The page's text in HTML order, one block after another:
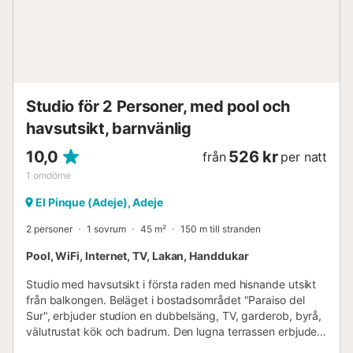
Studio för 2 Personer, med pool och
havsutsikt, barnvänlig
10,0
1 omdöme
från 526 kr per natt
El Pinque (Adeje), Adeje
2 personer 1 sovrum 45 m² 150 m till stranden
Pool, WiFi, Internet, TV, Lakan, Handdukar
Studio med havsutsikt i första raden med hisnande utsikt
från balkongen. Beläget i bostadsområdet "Paraiso del
Sur", erbjuder studion en dubbelsäng, TV, garderob, byrå,
välutrustat kök och badrum. Den lugna terrassen erbjuder